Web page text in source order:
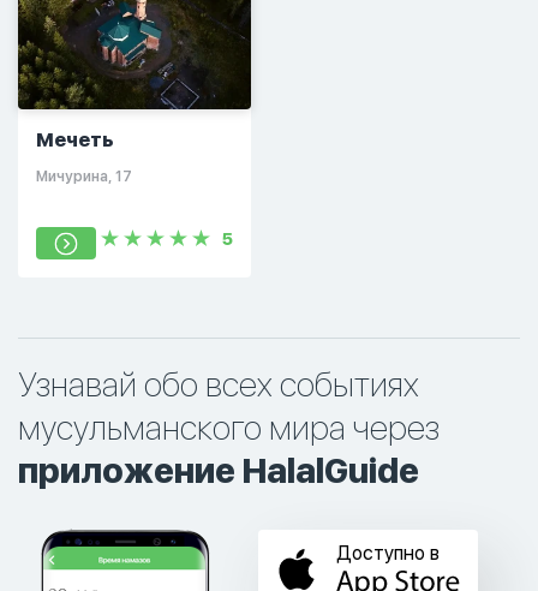
Мечеть
Мичурина, 17
5
Узнавай обо всех событиях
мусульманского мира через
приложение HalalGuide
Доступно в